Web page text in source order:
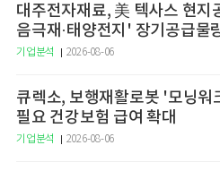
대주전자재료, 美 텍사스 현지
음극재·태양전지' 장기공급물
기업분석 2026-08-06
큐렉소, 보행재활로봇 '모닝워
필요 건강보험 급여 확대
기업분석 2026-08-06